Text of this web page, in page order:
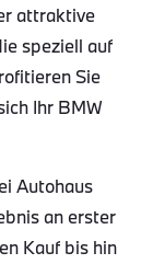
attraktive
speziell auf
Sie
Ihr BMW
Autohaus
an erster
Kauf bis hin